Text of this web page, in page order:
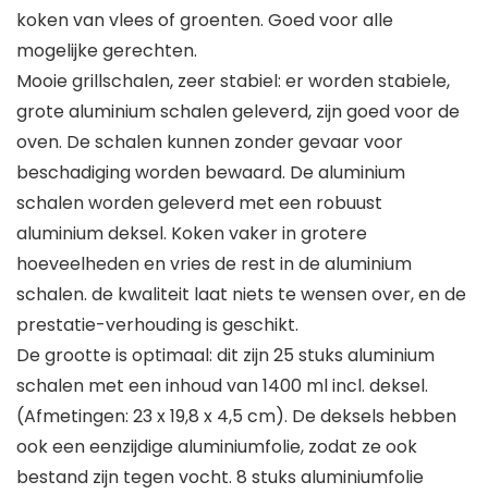
koken van vlees of groenten. Goed voor alle
mogelijke gerechten.
Mooie grillschalen, zeer stabiel: er worden stabiele,
grote aluminium schalen geleverd, zijn goed voor de
oven. De schalen kunnen zonder gevaar voor
beschadiging worden bewaard. De aluminium
schalen worden geleverd met een robuust
aluminium deksel. Koken vaker in grotere
hoeveelheden en vries de rest in de aluminium
schalen. de kwaliteit laat niets te wensen over, en de
prestatie-verhouding is geschikt.
De grootte is optimaal: dit zijn 25 stuks aluminium
schalen met een inhoud van 1400 ml incl. deksel.
(Afmetingen: 23 x 19,8 x 4,5 cm). De deksels hebben
ook een eenzijdige aluminiumfolie, zodat ze ook
bestand zijn tegen vocht. 8 stuks aluminiumfolie